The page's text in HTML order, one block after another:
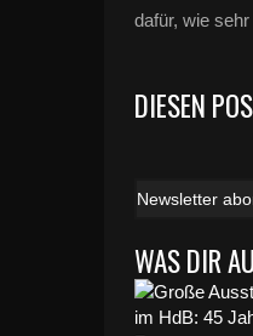
dafür, wie
DIESEN
Newsletter
WAS DIR